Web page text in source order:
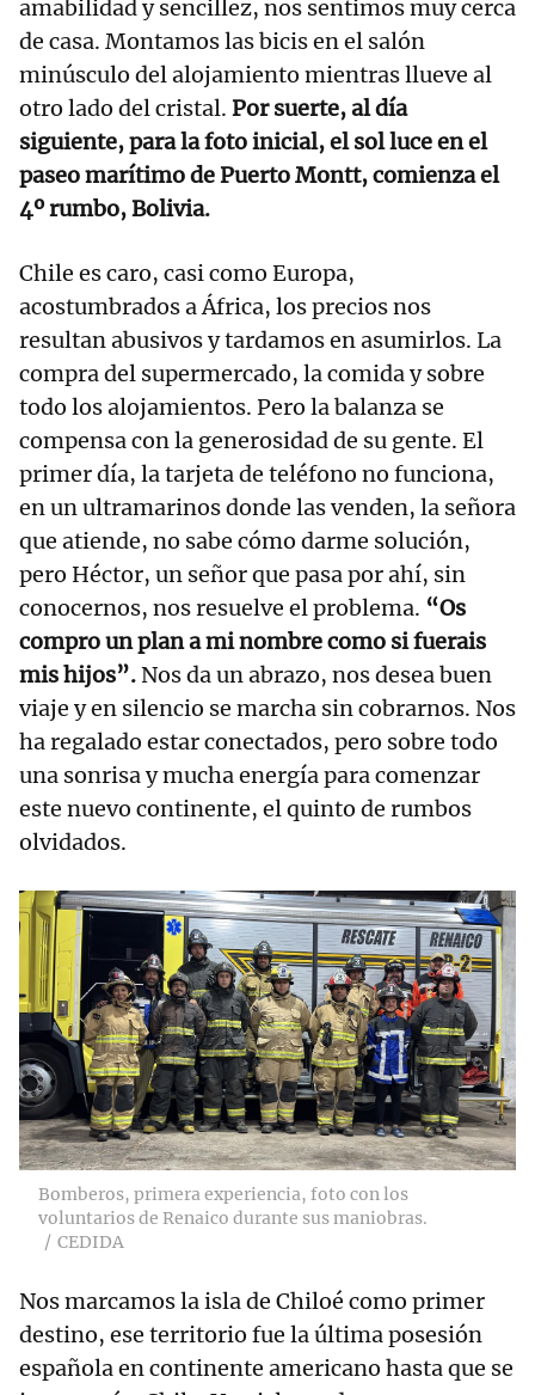
amabilidad y sencillez, nos sentimos muy cerca
de casa. Montamos las bicis en el salón
minúsculo del alojamiento mientras llueve al
otro lado del cristal. Por suerte, al día
siguiente, para la foto inicial, el sol luce en el
paseo marítimo de Puerto Montt, comienza el
4º rumbo, Bolivia.
Chile es caro, casi como Europa,
acostumbrados a África, los precios nos
resultan abusivos y tardamos en asumirlos. La
compra del supermercado, la comida y sobre
todo los alojamientos. Pero la balanza se
compensa con la generosidad de su gente. El
primer día, la tarjeta de teléfono no funciona,
en un ultramarinos donde las venden, la señora
que atiende, no sabe cómo darme solución,
pero Héctor, un señor que pasa por ahí, sin
conocernos, nos resuelve el problema. “Os
compro un plan a mi nombre como si fuerais
mis hijos”. Nos da un abrazo, nos desea buen
viaje y en silencio se marcha sin cobrarnos. Nos
ha regalado estar conectados, pero sobre todo
una sonrisa y mucha energía para comenzar
este nuevo continente, el quinto de rumbos
olvidados.
Bomberos, primera experiencia, foto con los
voluntarios de Renaico durante sus maniobras.
CEDIDA
Nos marcamos la isla de Chiloé como primer
destino, ese territorio fue la última posesión
española en continente americano hasta que se